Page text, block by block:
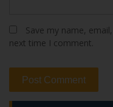
Save my name,
next time I comment.